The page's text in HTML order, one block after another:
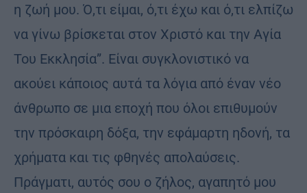
η ζωή μου. Ό,τι είμαι, ό,τι έχω και ό,τι ελπίζω
να γίνω βρίσκεται στον Χριστό και την Αγία
Του Εκκλησία”. Είναι συγκλονιστικό να
ακούει κάποιος αυτά τα λόγια από έναν νέο
άνθρωπο σε μια εποχή που όλοι επιθυμούν
την πρόσκαιρη δόξα, την εφάμαρτη ηδονή, τα
χρήματα και τις φθηνές απολαύσεις.
Πράγματι, αυτός σου ο ζήλος, αγαπητό μου